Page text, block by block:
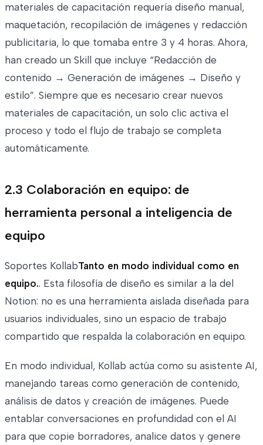
materiales de capacitación requería diseño manual,
maquetación, recopilación de imágenes y redacción
publicitaria, lo que tomaba entre 3 y 4 horas. Ahora,
han creado un Skill que incluye “Redacción de
contenido → Generación de imágenes → Diseño y
estilo”. Siempre que es necesario crear nuevos
materiales de capacitación, un solo clic activa el
proceso y todo el flujo de trabajo se completa
automáticamente.
2.3 Colaboración en equipo: de
herramienta personal a inteligencia de
equipo
Soportes KollabTanto en modo individual como en
equipo.. Esta filosofía de diseño es similar a la del
Notion: no es una herramienta aislada diseñada para
usuarios individuales, sino un espacio de trabajo
compartido que respalda la colaboración en equipo.
En modo individual, Kollab actúa como su asistente AI,
manejando tareas como generación de contenido,
análisis de datos y creación de imágenes. Puede
entablar conversaciones en profundidad con el AI
para que copie borradores, analice datos y genere